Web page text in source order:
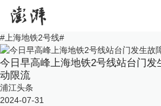
# 上海地铁2号线#
今日早高峰上海地铁2号线站台门发
动限流
浦江头条
2024-07-31